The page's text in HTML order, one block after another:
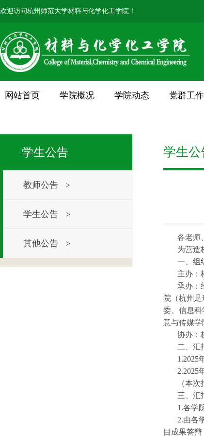
欢迎访问杭州师范大学材料与化学化工学院！
网站首页 学院概况 学院动态 党群工作
学生公告
教师公告 >
学生公告 >
其他公告 >
学生公
各老师
为营造
一、组
主办：
承办：
院（杭州
委、信息
意与传媒
协办：
二、汇
1.2025
2.2025
（本
三、汇
1.各学
2.由各
目成果答